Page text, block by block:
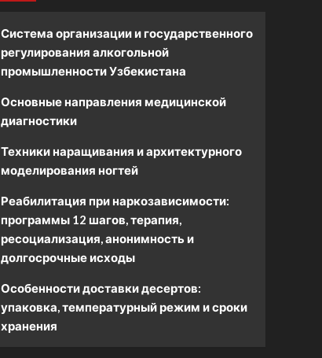
Система организации и государственного
регулирования алкогольной
промышленности Узбекистана
Основные направления медицинской
диагностики
Техники наращивания и архитектурного
моделирования ногтей
Реабилитация при наркозависимости:
программы 12 шагов, терапия,
ресоциализация, анонимность и
долгосрочные исходы
Особенности доставки десертов:
упаковка, температурный режим и сроки
хранения